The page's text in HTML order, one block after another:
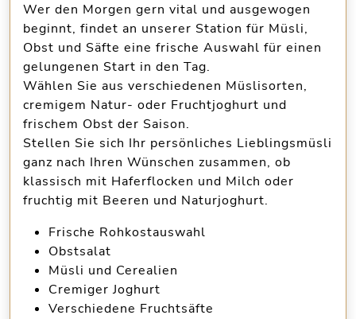
Wer den Morgen gern vital und ausgewogen
beginnt, findet an unserer Station für Müsli,
Obst und Säfte eine frische Auswahl für einen
gelungenen Start in den Tag.
Wählen Sie aus verschiedenen Müslisorten,
cremigem Natur- oder Fruchtjoghurt und
frischem Obst der Saison.
Stellen Sie sich Ihr persönliches Lieblingsmüsli
ganz nach Ihren Wünschen zusammen, ob
klassisch mit Haferflocken und Milch oder
fruchtig mit Beeren und Naturjoghurt.
Frische Rohkostauswahl
Obstsalat
Müsli und Cerealien
Cremiger Joghurt
Verschiedene Fruchtsäfte